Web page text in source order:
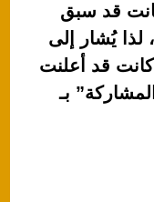
قد سبق
لذا يُشار إلى
قد أعلنت
بـ